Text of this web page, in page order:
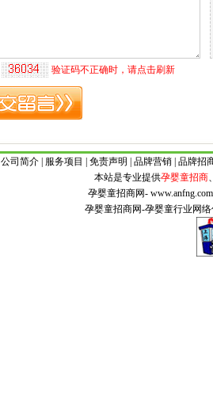
公司简介 服务项目 免责声明 品牌营销 品牌招
本站是专业提供孕婴童招商
孕婴童招商网-
孕婴童招商网-孕婴童行业网